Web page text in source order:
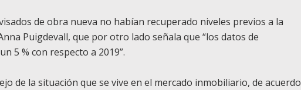
de obra nueva no habían recuperado niveles previos a la
Puigdevall, que por otro lado señala que “los datos de
5 % con respecto a 2019”.
de la situación que se vive en el mercado inmobiliario, de acuerdo